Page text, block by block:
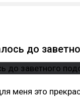
до
меня это